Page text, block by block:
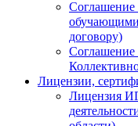
Соглашение
договору)
Соглашение
Лицензии,
Лицензия